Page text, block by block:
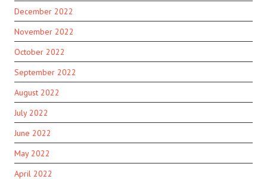
December 2022
November 2022
October 2022
September 2022
August 2022
July 2022
June 2022
May 2022
April 2022